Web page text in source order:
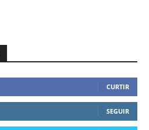
CURTIR
SEGUIR